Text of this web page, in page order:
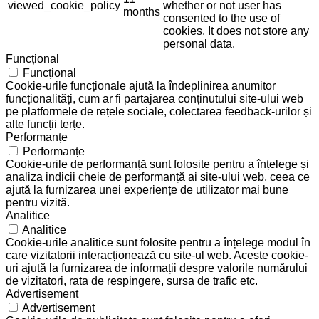
viewed_cookie_policy
months
whether or not user has
consented to the use of
cookies. It does not store any
personal data.
Funcțional
Funcțional
Cookie-urile funcționale ajută la îndeplinirea anumitor
funcționalități, cum ar fi partajarea conținutului site-ului web
pe platformele de rețele sociale, colectarea feedback-urilor și
alte funcții terțe.
Performanțe
Performanțe
Cookie-urile de performanță sunt folosite pentru a înțelege și
analiza indicii cheie de performanță ai site-ului web, ceea ce
ajută la furnizarea unei experiențe de utilizator mai bune
pentru vizită.
Analitice
Analitice
Cookie-urile analitice sunt folosite pentru a înțelege modul în
care vizitatorii interacționează cu site-ul web. Aceste cookie-
uri ajută la furnizarea de informații despre valorile numărului
de vizitatori, rata de respingere, sursa de trafic etc.
Advertisement
Advertisement